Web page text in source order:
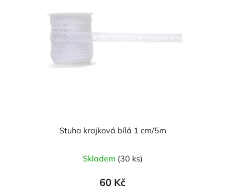
Stuha krajková bílá 1 cm/5m
Skladem (30 ks)
60 Kč